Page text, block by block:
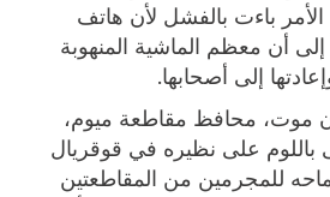
باءت بالفشل لأن هاتف
إلى أن معظم الماشية المنهوبة
إلى أصحابها.
موت، محافظ مقاطعة ميوم،
باللوم على نظيره في قوقريال
للمجرمين من المقاطعتين